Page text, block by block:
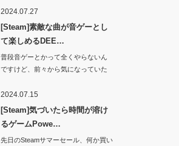
2024.07.27
[Steam]素敵な曲が音ゲーとし
て楽しめるDEE…
普段音ゲーとかって全くやらないん
ですけど、前々から気になっていた
2024.07.15
[Steam]気づいたら時間が溶け
るゲームPowe…
先日のSteamサマーセール、何か買い